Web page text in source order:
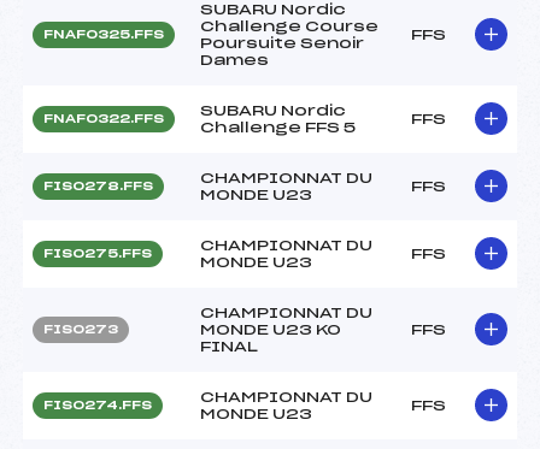
FNAF0325.FFS
SUBARU Nordic
Challenge Course
Poursuite Senoir
Dames
FFS
FNAF0322.FFS
SUBARU Nordic
Challenge FFS 5
FFS
FIS0278.FFS
CHAMPIONNAT DU
MONDE U23
FFS
FIS0275.FFS
CHAMPIONNAT DU
MONDE U23
FFS
FIS0273
CHAMPIONNAT DU
MONDE U23 KO
FINAL
FFS
FIS0274.FFS
CHAMPIONNAT DU
MONDE U23
FFS